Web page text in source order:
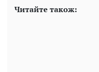
Читайте також: